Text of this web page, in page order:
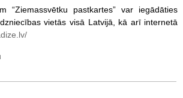
“Ziemassvētku pastkartes” var iegādāties
vietās visā Latvijā, kā arī internetā